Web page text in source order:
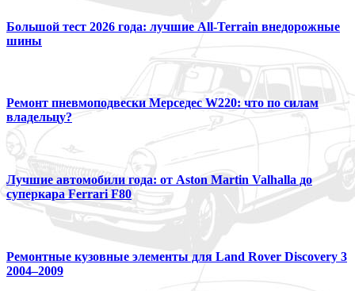
Большой тест 2026 года: лучшие All-Terrain внедорожные
шины
Ремонт пневмоподвески Мерседес W220: что по силам
владельцу?
Лучшие автомобили года: от Aston Martin Valhalla до
суперкара Ferrari F80
Ремонтные кузовные элементы для Land Rover Discovery 3
2004–2009